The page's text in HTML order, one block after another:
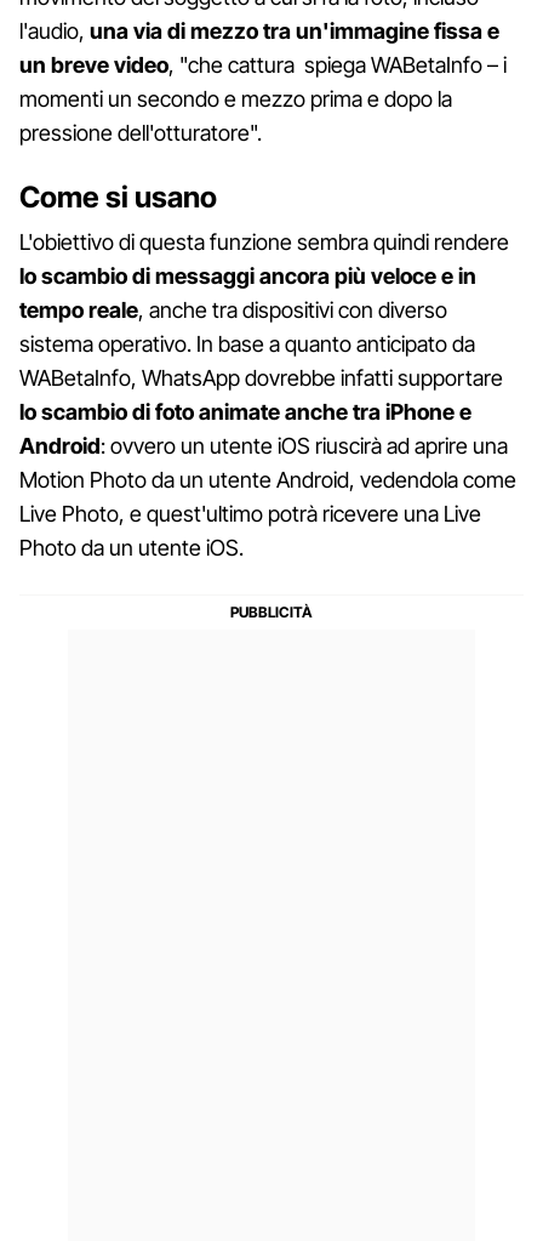
l'audio, una via di mezzo tra un'immagine fissa e
un breve video, "che cattura spiega WABetaInfo – i
momenti un secondo e mezzo prima e dopo la
pressione dell'otturatore".
Come si usano
L'obiettivo di questa funzione sembra quindi rendere
lo scambio di messaggi ancora più veloce e in
tempo reale, anche tra dispositivi con diverso
sistema operativo. In base a quanto anticipato da
WABetaInfo, WhatsApp dovrebbe infatti supportare
lo scambio di foto animate anche tra iPhone e
Android: ovvero un utente iOS riuscirà ad aprire una
Motion Photo da un utente Android, vedendola come
Live Photo, e quest'ultimo potrà ricevere una Live
Photo da un utente iOS.